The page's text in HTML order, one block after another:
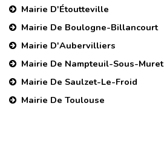
Mairie D'Étoutteville
Mairie De Boulogne-Billancourt
Mairie D'Aubervilliers
Mairie De Nampteuil-Sous-Muret
Mairie De Saulzet-Le-Froid
Mairie De Toulouse